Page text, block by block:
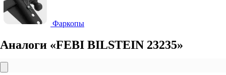
Фаркопы
Аналоги «FEBI BILSTEIN 23235»